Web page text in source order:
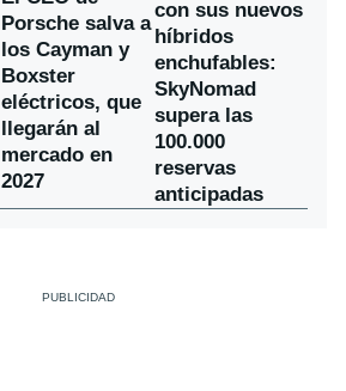
Porsche salva a
los Cayman y
Boxster
eléctricos, que
llegarán al
mercado en
2027
con sus nuevos
híbridos
enchufables:
SkyNomad
supera las
100.000
reservas
anticipadas